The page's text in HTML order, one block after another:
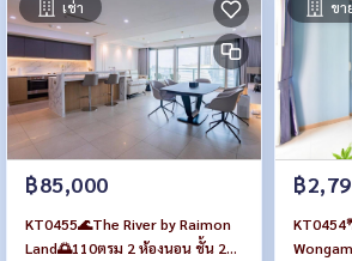
เช่า
฿85,000
KT0455🌊The River by Raimon
Land🌅110ตรม 2 ห้องนอน ชั้น 25
ขา
฿